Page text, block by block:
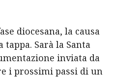
diocesana, la causa
Sarà la Santa
inviata da
i prossimi passi di un